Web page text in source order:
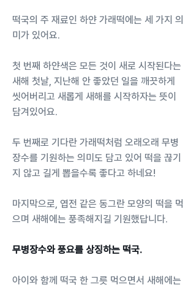
떡국의 주 재료인 하얀 가래떡에는 세 가지 의
미가 있어요.
첫 번째 하얀색은 모든 것이 새로 시작된다는
새해 첫날, 지난해 안 좋았던 일을 깨끗하게
씻어버리고 새롭게 새해를 시작하자는 뜻이
담겨있어요.
두 번째로 기다란 가래떡처럼 오래오래 무병
장수를 기원하는 의미도 담고 있어 떡을 끊기
지 않고 길게 뽑을수록 좋다고 하네요!
마지막으로, 엽전 같은 동그란 모양의 떡을 먹
으며 새해에는 풍족해지길 기원했답니다.
무병장수와 풍요를 상징하는 떡국.
아이와 함께 떡국 한 그릇 먹으면서 새해에는